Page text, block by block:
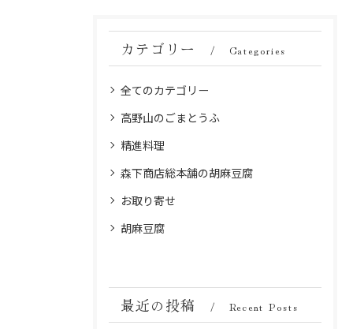
カテゴリー Categories
全てのカテゴリー
高野山のごまとうふ
精進料理
森下商店総本舗の胡麻豆腐
お取り寄せ
胡麻豆腐
最近の投稿 Recent Posts